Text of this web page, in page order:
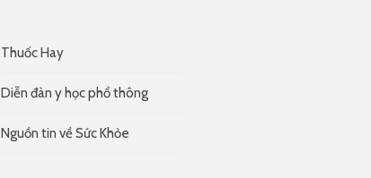
Thuốc Hay
Diễn đàn y học phổ thông
Nguồn tin về Sức Khỏe